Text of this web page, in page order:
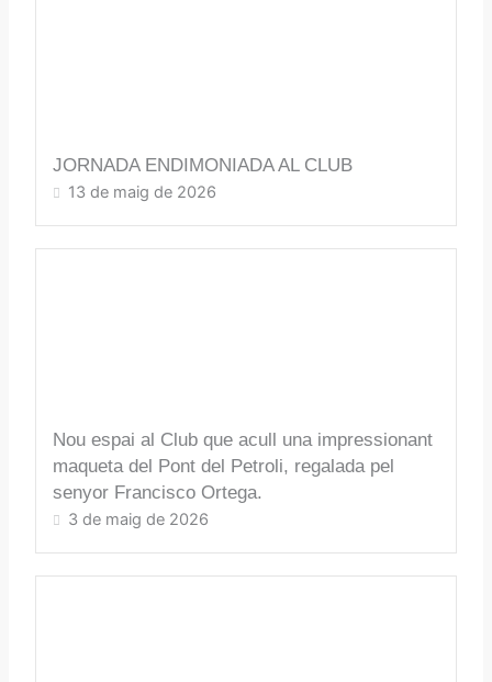
JORNADA ENDIMONIADA AL CLUB
13 de maig de 2026
Nou espai al Club que acull una impressionant
maqueta del Pont del Petroli, regalada pel
senyor Francisco Ortega.
3 de maig de 2026